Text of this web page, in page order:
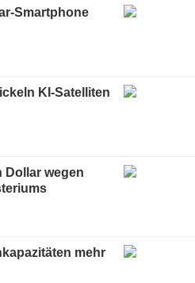
Smartphone
KI-Satelliten
Dollar wegen
mehr